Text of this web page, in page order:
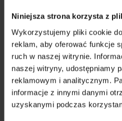
Niniejsza strona korzysta z
Wykorzystujemy pliki cookie
reklam, aby oferować funkcje
ruch w naszej witrynie.
naszej witryny, udostępniamy
reklamowym i analitycznym.
informacje z innymi danymi
uzyskanymi podczas
Škwor:
Of
2CD
Na
Nirvana: